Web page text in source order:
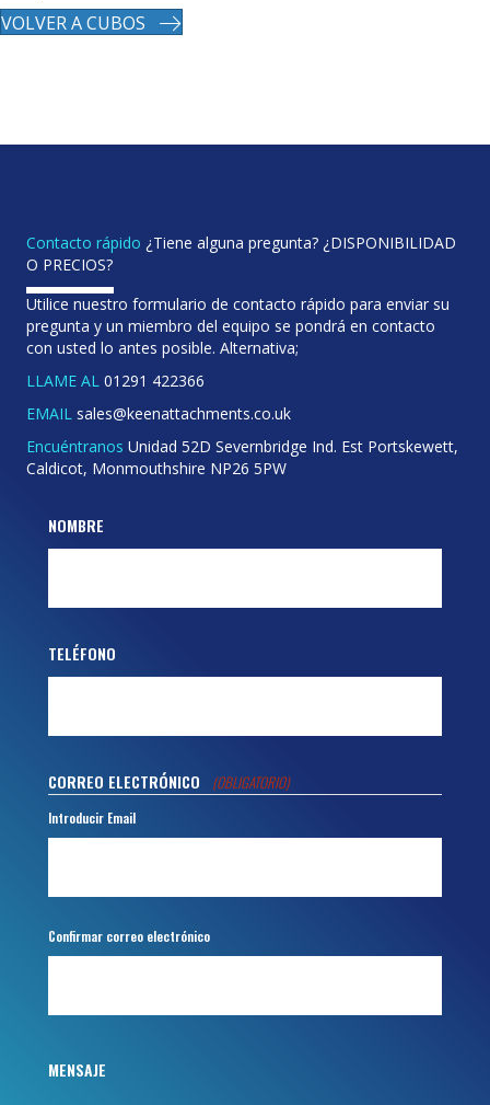
VOLVER A CUBOS
Contacto rápido ¿Tiene alguna pregunta? ¿DISPONIBILIDAD
O PRECIOS?
Utilice nuestro formulario de contacto rápido para enviar su
pregunta y un miembro del equipo se pondrá en contacto
con usted lo antes posible. Alternativa;
LLAME AL 01291 422366
EMAIL sales@keenattachments.co.uk
Encuéntranos Unidad 52D Severnbridge Ind. Est Portskewett,
Caldicot, Monmouthshire NP26 5PW
NOMBRE
TELÉFONO
CORREO ELECTRÓNICO (OBLIGATORIO)
Introducir Email
Confirmar correo electrónico
MENSAJE